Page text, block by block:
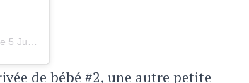
5 Juil. 2018 à 8 :18 PDT
de bébé #2, une autre petite